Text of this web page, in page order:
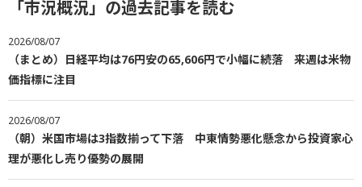
「市況概況」の過去記事を読む
2026/08/07
（まとめ）日経平均は76円安の65,606円で小幅に続落 来週は米物
価指標に注目
2026/08/07
（朝）米国市場は3指数揃って下落 中東情勢悪化懸念から投資家心
理が悪化し売り優勢の展開